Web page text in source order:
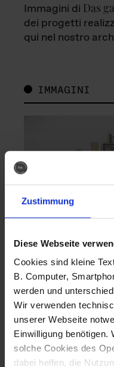
Zustimmung
Diese Webseite
Cookies sind kleine
B. Computer,
werden und
Wir verwenden
unserer Webseite
Einwilligung benötigen.
solche Cookies des
dabei helfen, die
Immagini di Das
dei progetti
qui nel nostro
IMMAGINI
Fotografo: Lorenz
Sternbach
Download